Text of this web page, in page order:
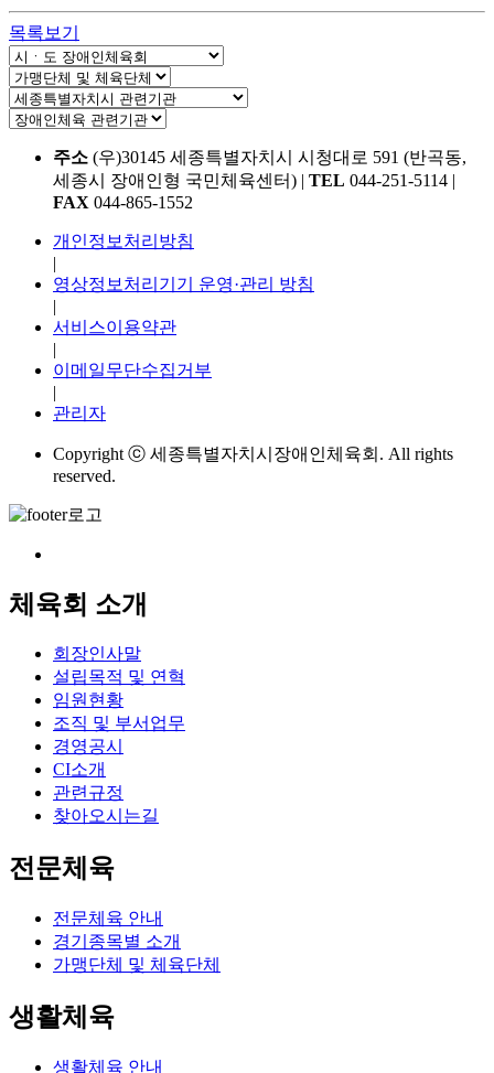
목록보기
주소 (우)30145 세종특별자치시 시청대로 591 (반곡동,
세종시 장애인형 국민체육센터) | TEL 044-251-5114 |
FAX 044-865-1552
개인정보처리방침
|
영상정보처리기기 운영·관리 방침
|
서비스이용약관
|
이메일무단수집거부
|
관리자
Copyright ⓒ 세종특별자치시장애인체육회. All rights
reserved.
체육회 소개
회장인사말
설립목적 및 연혁
임원현황
조직 및 부서업무
경영공시
CI소개
관련규정
찾아오시는길
전문체육
전문체육 안내
경기종목별 소개
가맹단체 및 체육단체
생활체육
생활체육 안내